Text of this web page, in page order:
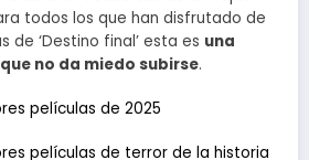
todos los que han disfrutado de
de ‘Destino final’ esta es una
no da miedo subirse.
películas de 2025
películas de terror de la historia